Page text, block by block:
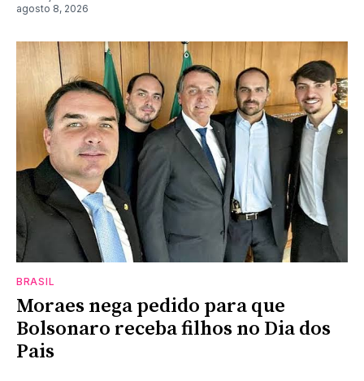
agosto 8, 2026
BRASIL
Moraes nega pedido para que
Bolsonaro receba filhos no Dia dos
Pais